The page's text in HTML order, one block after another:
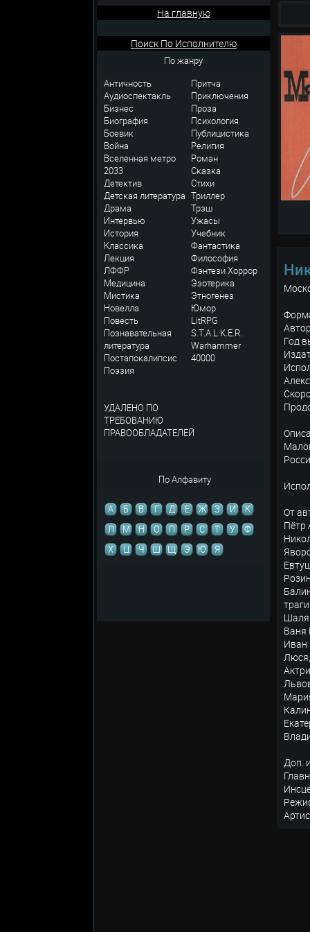
На главную
Поиск По Исполнителю
По жанру
Античность
Аудиоспектакль
Бизнес
Биография
Боевик
Война
Вселенная метро
2033
Детектив
Детская литература
Драма
Интервью
История
Классика
Лекция
ЛФФР
Медицина
Мистика
Новелла
Повесть
Познавательная
литература
Постапокалипсис
Поэзия
УДАЛЕНО ПО
ТРЕБОВАНИЮ
ПРАВООБЛАДАТЕЛЕЙ
Притча
Приключения
Проза
Психология
Публицистика
Религия
Роман
Сказка
Стихи
Триллер
Трэш
Ужасы
Учебник
Фантастика
Философия
ФэнтезиХоррор
Эзотерика
Этногенез
Юмор
LitRPG
S.T.A.L.K.E.R.
Warhammer
40000
По Алфавиту
А Б В Г Д Е Ж З И
К
Л
М Н О П Р С Т У
Ф
Х
Ц Ч Ш Щ Э Ю Я
Год
От
Пётр
Ваня
Иван
Доп.